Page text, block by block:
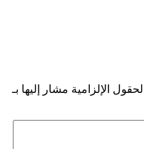
الحقول الإلزامية مشار إليها بـ